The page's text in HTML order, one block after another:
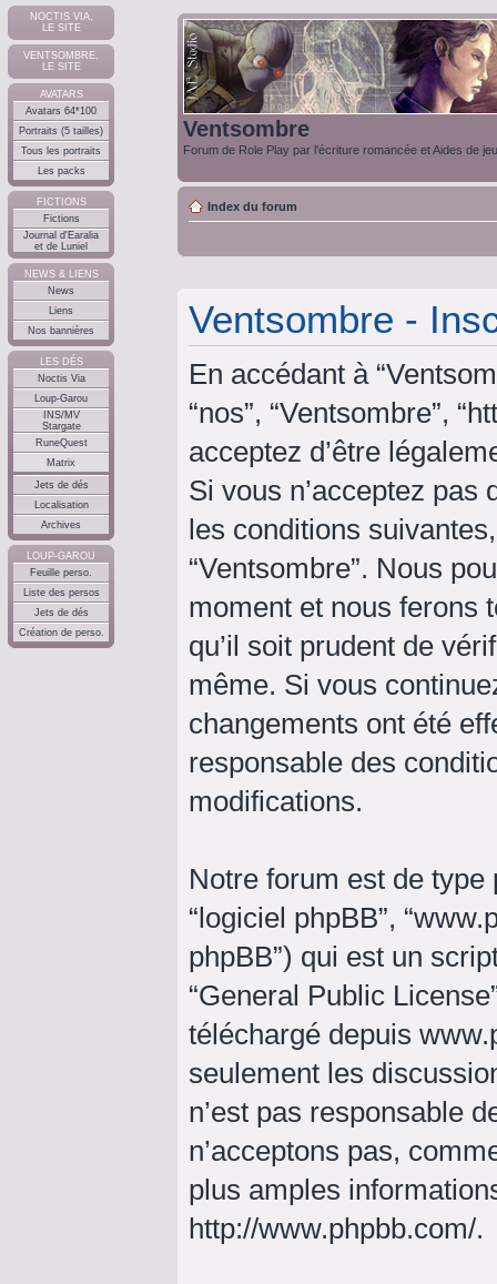
NOCTIS VIA,
LE SITE
VENTSOMBRE,
LE SITE
AVATARS
Avatars 64*100
Portraits (5 tailles)
Tous les portraits
Les packs
FICTIONS
Fictions
Journal d'Earalia
et de Luniel
NEWS & LIENS
News
Liens
Nos bannières
LES DÉS
Noctis Via
Loup-Garou
INS/MV
Stargate
RuneQuest
Matrix
Jets de dés
Localisation
Archives
LOUP-GAROU
Feuille perso.
Liste des persos
Jets de dés
Création de perso.
Ventsombre
Forum de Role Play par l'écriture romancée et Aides de
Index du forum
Ventsombre -
En accédant à
“nos”, “Ventsombre”,
acceptez d’être
Si vous n’acceptez pas
les conditions
“Ventsombre”. Nous
moment et nous ferons
qu’il soit prudent de
même. Si vous
changements ont été
responsable des
modifications.
Notre forum est de type
“logiciel phpBB”,
phpBB”) qui est un
“General Public License
téléchargé depuis
seulement les
n’est pas responsable
n’acceptons pas,
plus amples
http://www.phpbb.com/.